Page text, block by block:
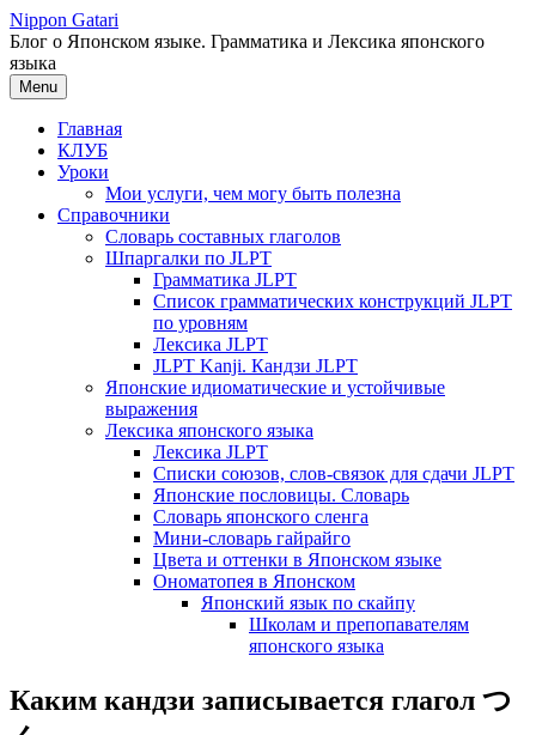
Перейти
к
содержимому
Nippon Gatari
Блог о Японском языке. Грамматика и Лексика японского
языка
Menu
Главная
КЛУБ
Уроки
Мои услуги, чем могу быть полезна
Справочники
Словарь составных глаголов
Шпаргалки по JLPT
Грамматика JLPT
Список грамматических конструкций JLPT
по уровням
Лексика JLPT
JLPT Kanji. Кандзи JLPT
Японские идиоматические и устойчивые
выражения
Лексика японского языка
Лексика JLPT
Списки союзов, слов-связок для сдачи JLPT
Японские пословицы. Словарь
Словарь японского сленга
Мини-словарь гайрайго
Цвета и оттенки в Японском языке
Ономатопея в Японском
Японский язык по скайпу
Школам и препопавателям
японского языка
Каким кандзи записывается глагол つ